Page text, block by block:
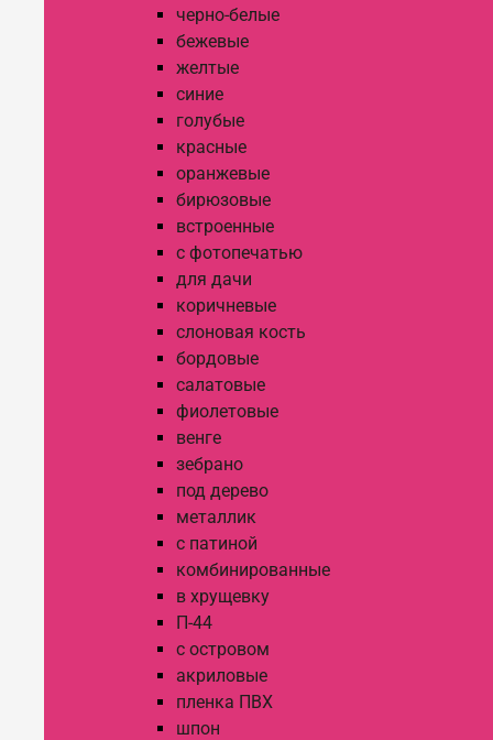
черно-белые
бежевые
желтые
синие
голубые
красные
оранжевые
бирюзовые
встроенные
с фотопечатью
для дачи
коричневые
слоновая кость
бордовые
салатовые
фиолетовые
венге
зебрано
под дерево
металлик
с патиной
комбинированные
в хрущевку
П-44
с островом
акриловые
пленка ПВХ
шпон